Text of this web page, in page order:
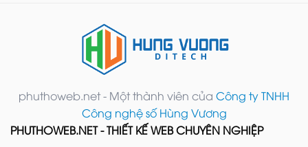
phuthoweb.net - Một thành viên của Công ty TNHH
Công nghệ số Hùng Vương
PHUTHOWEB.NET - THIẾT KẾ WEB CHUYÊN NGHIỆP